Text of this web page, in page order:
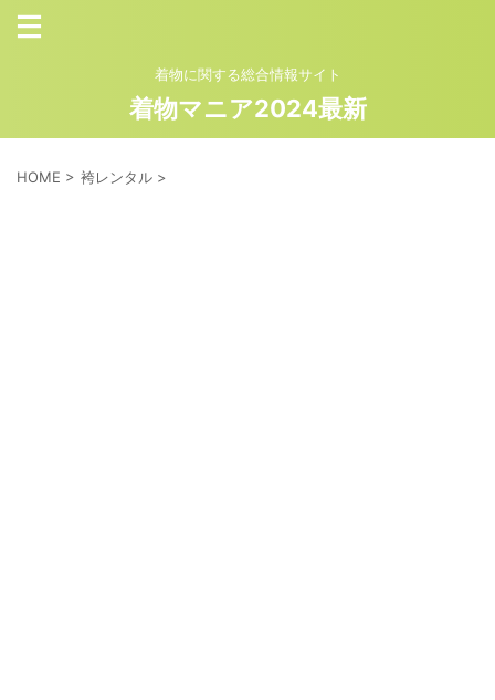
着物に関する総合情報サイト
着物マニア2024最新
HOME > 袴レンタル >